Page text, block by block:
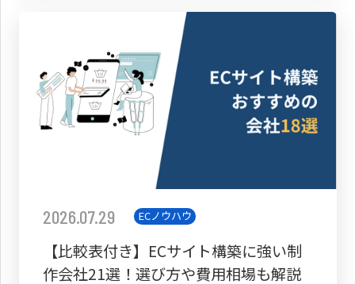
2026.07.29 ECノウハウ
【比較表付き】ECサイト構築に強い制
作会社21選！選び方や費用相場も解説